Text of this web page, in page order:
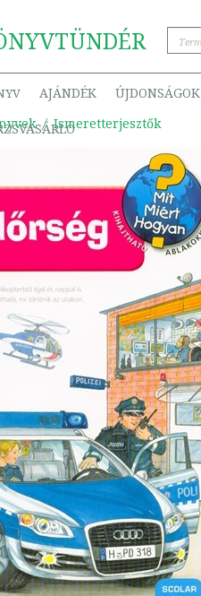
TÜNDÉR
AJÁNDÉK ÚJDONSÁGOK
Ismeretterjesztők